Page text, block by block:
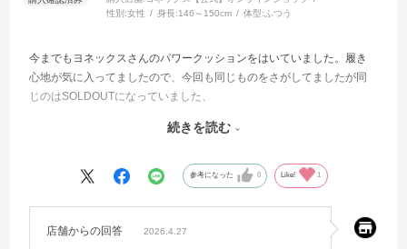
性別:女性 身長:146～150cm 体型: ふつう
今までもヨネックスさんのパワークッションをはいていました。履き
心地が気に入ってましたので、今回も同じものをさがしてましたが同
じのはSOLDOUTになっていました、
つけられ嬉しかったです。早速注文できました。色も前回とほぼ一緒
続きを読む
参考になった 0 Like! 1
店舗からの回答 2026.4.27